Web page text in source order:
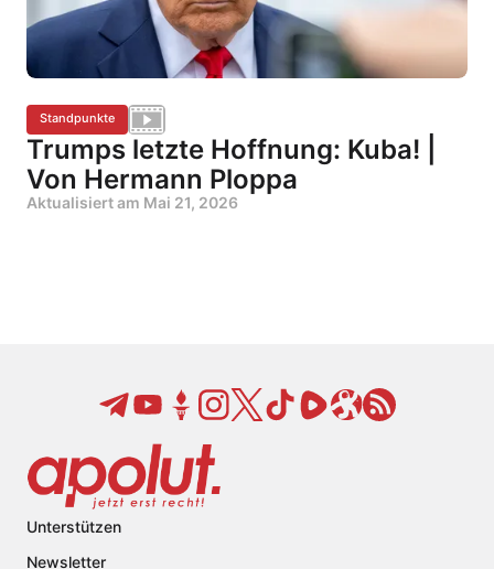
Standpunkte
Trumps letzte Hoffnung: Kuba! |
Von Hermann Ploppa
Aktualisiert am Mai 21, 2026
Unterstützen
Newsletter